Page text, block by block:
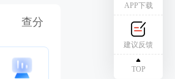
查分
APP下载
建议反馈
TOP